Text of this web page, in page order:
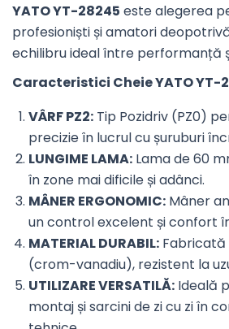
YATO YT-28245 este alegerea
profesioniști și amatori
echilibru ideal între performanță
Caracteristici Cheie YATO YT-
VÂRF PZ2: Tip Pozidriv (PZ0)
precizie în lucrul cu șuruburi
LUNGIME LAMA: Lama de 60
în zone mai dificile și adânci.
MÂNER ERGONOMIC: Mâner
un control excelent și confort
MATERIAL DURABIL: Fabricată
(crom-vanadiu), rezistent la
UTILIZARE VERSATILĂ: Ideală
montaj și sarcini de zi cu zi în